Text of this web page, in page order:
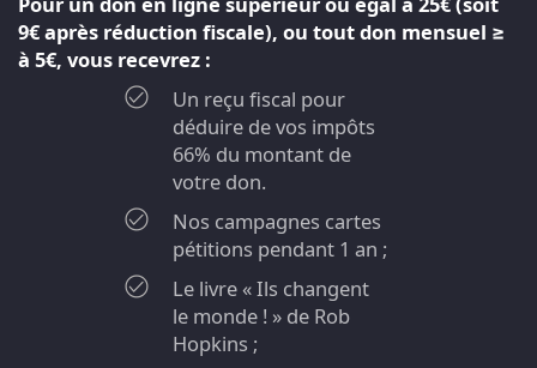
9€ après réduction fiscale), ou tout don mensuel ≥
à 5€, vous recevrez :
Un reçu fiscal pour
déduire de vos impôts
66% du montant de
votre don.
Nos campagnes cartes
pétitions pendant 1 an ;
Le livre « Ils changent
le monde ! » de Rob
Hopkins ;